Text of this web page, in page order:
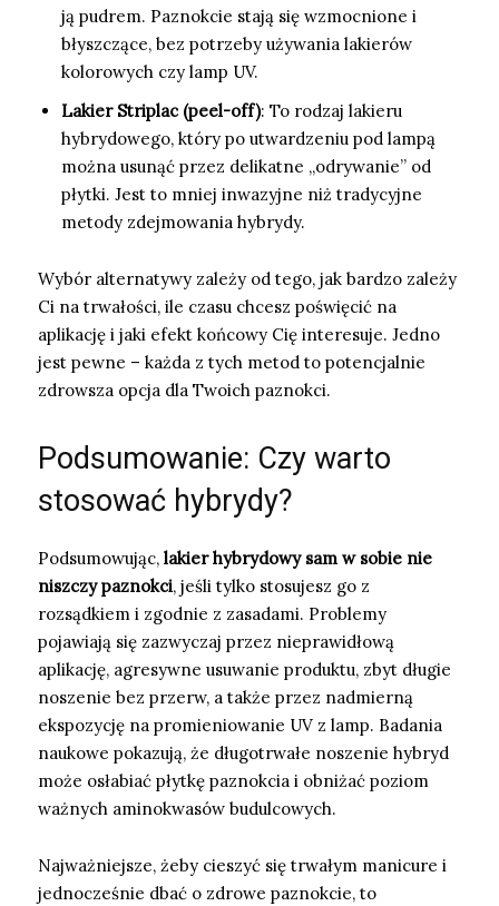
ją pudrem. Paznokcie stają się wzmocnione i
błyszczące, bez potrzeby używania lakierów
kolorowych czy lamp UV.
Lakier Striplac (peel-off): To rodzaj lakieru
hybrydowego, który po utwardzeniu pod lampą
można usunąć przez delikatne „odrywanie” od
płytki. Jest to mniej inwazyjne niż tradycyjne
metody zdejmowania hybrydy.
Wybór alternatywy zależy od tego, jak bardzo zależy
Ci na trwałości, ile czasu chcesz poświęcić na
aplikację i jaki efekt końcowy Cię interesuje. Jedno
jest pewne – każda z tych metod to potencjalnie
zdrowsza opcja dla Twoich paznokci.
Podsumowanie: Czy warto
stosować hybrydy?
Podsumowując, lakier hybrydowy sam w sobie nie
niszczy paznokci, jeśli tylko stosujesz go z
rozsądkiem i zgodnie z zasadami. Problemy
pojawiają się zazwyczaj przez nieprawidłową
aplikację, agresywne usuwanie produktu, zbyt długie
noszenie bez przerw, a także przez nadmierną
ekspozycję na promieniowanie UV z lamp. Badania
naukowe pokazują, że długotrwałe noszenie hybryd
może osłabiać płytkę paznokcia i obniżać poziom
ważnych aminokwasów budulcowych.
Najważniejsze, żeby cieszyć się trwałym manicure i
jednocześnie dbać o zdrowe paznokcie, to